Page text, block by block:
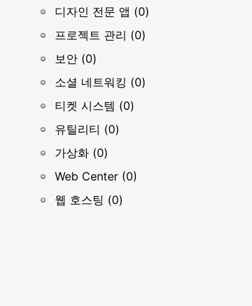
디자인 전문 앱 (0)
프로젝트 관리 (0)
보안 (0)
소셜 네트워킹 (0)
티켓 시스템 (0)
유틸리티 (0)
가상화 (0)
Web Center (0)
웹 호스팅 (0)